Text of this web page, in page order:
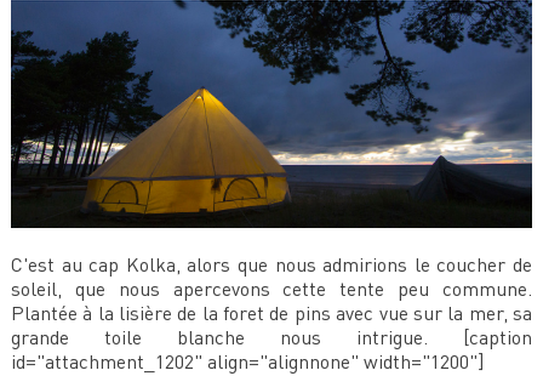
C'est au cap Kolka, alors que nous admirions le coucher de
soleil, que nous apercevons cette tente peu commune.
Plantée à la lisière de la foret de pins avec vue sur la mer, sa
grande toile blanche nous intrigue. [caption
id="attachment_1202" align="alignnone" width="1200"]